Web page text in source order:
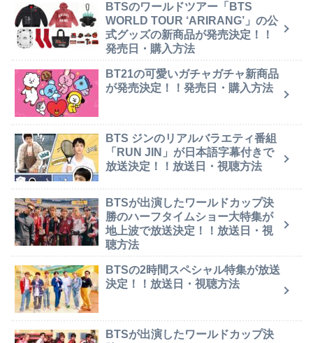
BTSのワールドツアー「BTS
WORLD TOUR ‘ARIRANG’」の公
式グッズの新商品が発売決定！！
発売日・購入方法
BT21の可愛いガチャガチャ新商品
が発売決定！！発売日・購入方法
BTS ジンのリアルバラエティ番組
「RUN JIN」が日本語字幕付きで
放送決定！！放送日・視聴方法
BTSが出演したワールドカップ決
勝のハーフタイムショー大特集が
地上波で放送決定！！放送日・視
聴方法
BTSの2時間スペシャル特集が放送
決定！！放送日・視聴方法
BTSが出演したワールドカップ決